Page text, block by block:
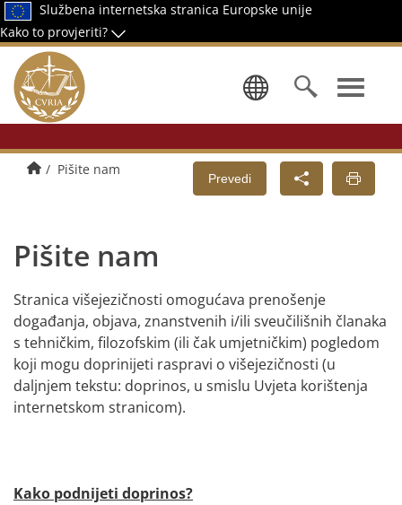
Službena internetska stranica Europske unije
Kako to provjeriti?
Odaberi
Početna stranica
Pišite nam
Prevedi
Pišite nam
Stranica višejezičnosti omogućava prenošenje
događanja, objava, znanstvenih i/ili sveučilišnih članaka
s tehničkim, filozofskim (ili čak umjetničkim) pogledom
koji mogu doprinijeti raspravi o višejezičnosti (u
daljnjem tekstu: doprinos, u smislu Uvjeta korištenja
internetskom stranicom).
Kako podnijeti doprinos?